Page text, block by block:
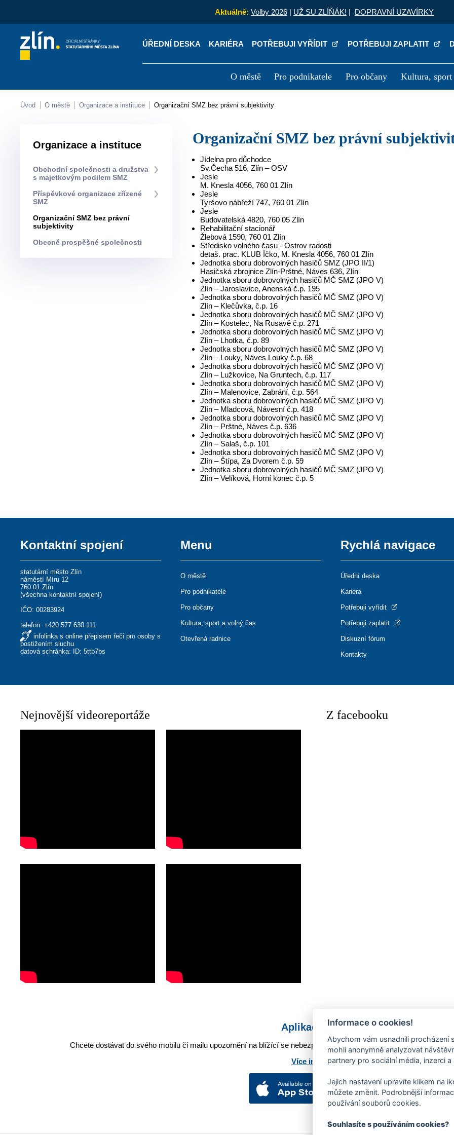
Aktuálně: Volby 2026 | UŽ SU ZLÍŇÁK! | DOPRAVNÍ UZAVÍRKY
ÚŘEDNÍ DESKA KARIÉRA POTŘEBUJI VYŘÍDIT POTŘEBUJI ZAPLATIT
O městě Pro podnikatele Pro občany Kultura, sport
Kontakty Úřední deska
Úvod O městě Organizace a instituce Organizační SMZ bez právní subjektivity
Organizace a instituce
Obchodní společnosti a družstva
s majetkovým podilem SMZ
Příspěvkové organizace zřízené
SMZ
Organizační SMZ bez právní
subjektivity
Obecně prospěšné společnosti
Organizační SMZ bez právní
Jídelna pro důchodce
Sv.Čecha 516, Zlín – OSV
Jesle
M. Knesla 4056, 760 01 Zlín
Jesle
Tyršovo nábřeží 747, 760 01 Zlín
Jesle
Budovatelská 4820, 760 05 Zlín
Rehabilitační stacionář
Žlebová 1590, 760 01 Zlín
Středisko volného času - Ostrov radosti
detaš. prac. KLUB Íčko, M. Knesla 4056, 760 01 Zlín
Jednotka sboru dobrovolných hasičů SMZ (JPO II/1)
Hasičská zbrojnice Zlín-Prštné, Náves 636, Zlín
Jednotka sboru dobrovolných hasičů MČ SMZ (JPO V)
Zlín – Jaroslavice, Anenská č.p. 195
Jednotka sboru dobrovolných hasičů MČ SMZ (JPO V)
Zlín – Klečůvka, č.p. 16
Jednotka sboru dobrovolných hasičů MČ SMZ (JPO V)
Zlín – Kostelec, Na Rusavě č.p. 271
Jednotka sboru dobrovolných hasičů MČ SMZ (JPO V)
Zlín – Lhotka, č.p. 89
Jednotka sboru dobrovolných hasičů MČ SMZ (JPO V)
Zlín – Louky, Náves Louky č.p. 68
Jednotka sboru dobrovolných hasičů MČ SMZ (JPO V)
Zlín – Lužkovice, Na Gruntech, č.p. 117
Jednotka sboru dobrovolných hasičů MČ SMZ (JPO V)
Zlín – Malenovice, Zabrání, č.p. 564
Jednotka sboru dobrovolných hasičů MČ SMZ (JPO V)
Zlín – Mladcová, Návesní č.p. 418
Jednotka sboru dobrovolných hasičů MČ SMZ (JPO V)
Zlín – Prštné, Náves č.p. 636
Jednotka sboru dobrovolných hasičů MČ SMZ (JPO V)
Zlín – Salaš, č.p. 101
Jednotka sboru dobrovolných hasičů MČ SMZ (JPO V)
Zlín – Štípa, Za Dvorem č.p. 59
Jednotka sboru dobrovolných hasičů MČ SMZ (JPO V)
Zlín – Velíková, Horní konec č.p. 5
Kontaktní spojení
statutární město Zlín
náměstí Míru 12
760 01 Zlín
(všechna kontaktní spojení)
IČO: 00283924
telefon:+420 577 630 111
infolinka s online přepisem řeči pro osoby s
postižením sluchu
datová schránka: ID: 5ttb7bs
Menu
O městě
Pro podnikatele
Pro občany
Kultura, sport a volný čas
Otevřená radnice
Rychlá navigace
Úřední deska
Kariéra
Potřebuji vyřídit
Potřebuji zaplatit
Diskuzní fórum
Kontakty
Nejnovější videoreportáže Z facebooku
Aplikace Mobilní rozhlas
Chcete dostávat do svého mobilu či mailu upozornění na blížící se nebezpečí, odstávky, poruchy a výpadky
Více informací o aplikaci
Informace o cookies!
Abychom vám usnadnili procházení
mohli anonymně analyzovat
partnery pro sociální média, inzerci a
Jejich nastavení upravíte klikem na
můžete změnit. Podrobnější
používání souborů cookies.
Souhlasíte s používáním cookies?